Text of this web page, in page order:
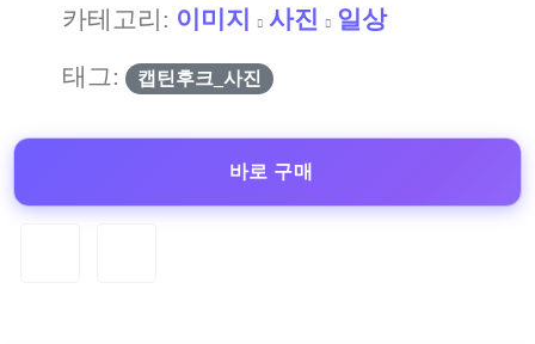
카테고리: 이미지 사진 일상
태그: 캡틴후크_사진
바로 구매